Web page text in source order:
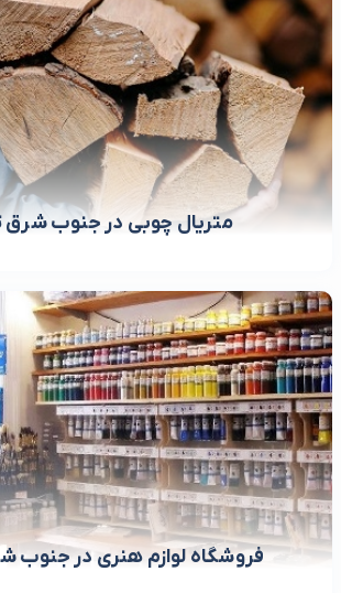
متریال چوبی در جنوب شرق
فروشگاه لوازم هنری در جنوب